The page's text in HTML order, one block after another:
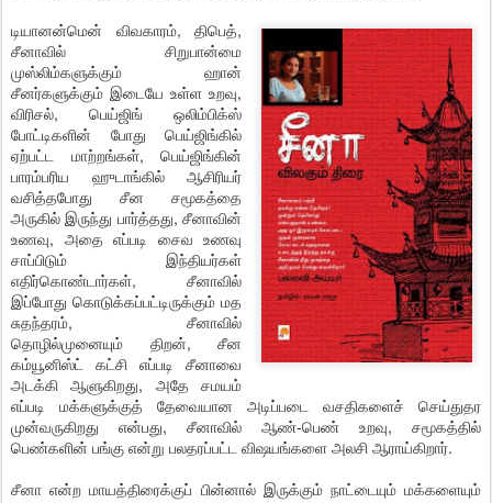
டியானன்மென் விவகாரம், திபெத்,
சீனாவில் சிறுபான்மை
முஸ்லிம்களுக்கும் ஹான்
சீனர்களுக்கும் இடையே உள்ள உறவு,
விரிசல், பெய்ஜிங் ஒலிம்பிக்ஸ்
போட்டிகளின் போது பெய்ஜிங்கில்
ஏற்பட்ட மாற்றங்கள், பெய்ஜிங்கின்
பாரம்பரிய ஹுடாங்கில் ஆசிரியர்
வசித்தபோது சீன சமூகத்தை
அருகில் இருந்து பார்த்தது, சீனாவின்
உணவு, அதை எப்படி சைவ உணவு
சாப்பிடும் இந்தியர்கள்
எதிர்கொண்டார்கள், சீனாவில்
இப்போது கொடுக்கப்பட்டிருக்கும் மத
சுதந்தரம், சீனாவில்
தொழில்முனையும் திறன், சீன
கம்யூனிஸ்ட் கட்சி எப்படி சீனாவை
அடக்கி ஆளுகிறது, அதே சமயம்
எப்படி மக்களுக்குத் தேவையான அடிப்படை வசதிகளைச் செய்துதர
முன்வருகிறது என்பது, சீனாவில் ஆண்-பெண் உறவு, சமூகத்தில்
பெண்களின் பங்கு என்று பலதரப்பட்ட விஷயங்களை அலசி ஆராய்கிறார்.
சீனா என்ற மாயத்திரைக்குப் பின்னால் இருக்கும் நாட்டையும் மக்களையும்